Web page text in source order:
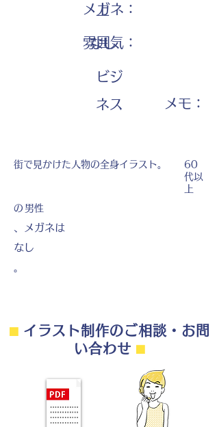
上
メガネ：
なし
雰囲気：
ビジ
ネス
​メモ：
街で見かけた人物の全身イラスト。
60
代以
上
の 男性
、メガネは
なし
。
⬛︎イラスト制作のご相談・お問
い合わせ ⬛︎